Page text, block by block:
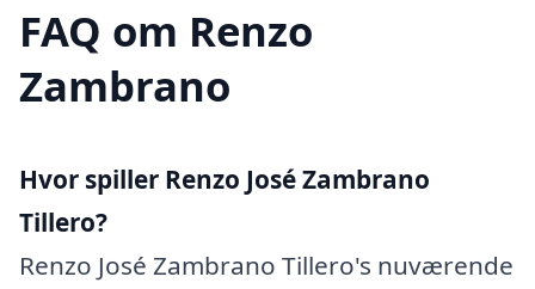
FAQ om Renzo
Zambrano
Hvor spiller Renzo José Zambrano
Tillero?
Renzo José Zambrano Tillero's nuværende